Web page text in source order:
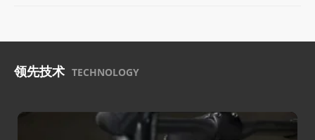
领先技术 TECHNOLOGY